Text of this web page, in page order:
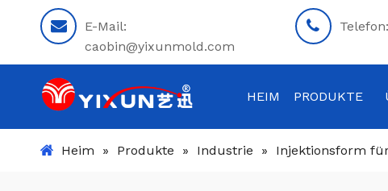
E-Mail:
caobin@yixunmold.com
HEIM PRODUKTE
Heim » Produkte » Industrie » Injektionsform